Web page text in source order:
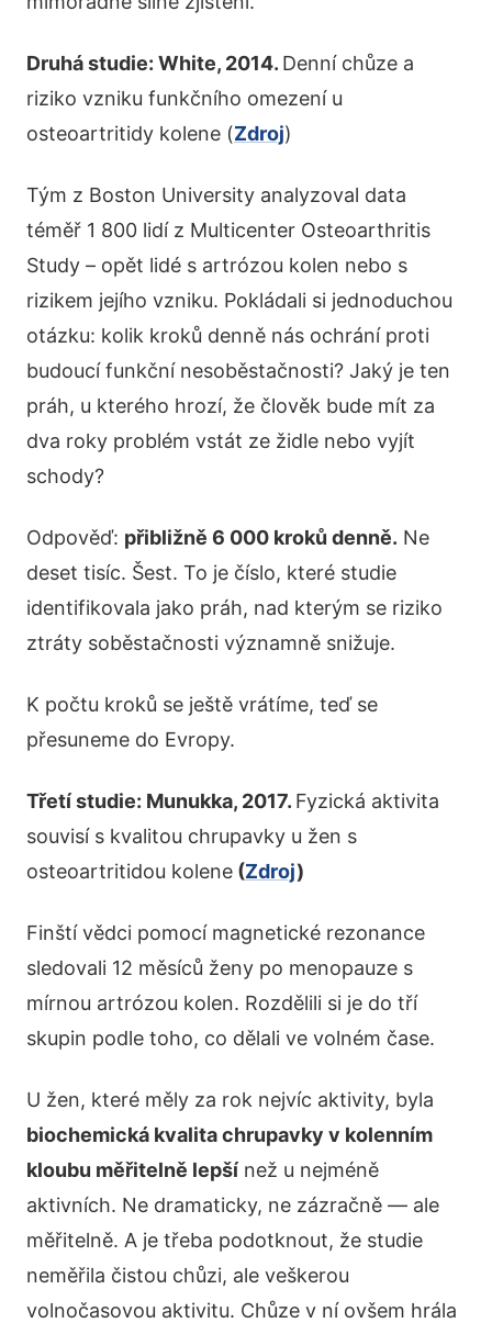
Druhá studie: White, 2014. Denní chůze a
riziko vzniku funkčního omezení u
osteoartritidy kolene (Zdroj)
Tým z Boston University analyzoval data
téměř 1 800 lidí z Multicenter Osteoarthritis
Study – opět lidé s artrózou kolen nebo s
rizikem jejího vzniku. Pokládali si jednoduchou
otázku: kolik kroků denně nás ochrání proti
budoucí funkční nesoběstačnosti? Jaký je ten
práh, u kterého hrozí, že člověk bude mít za
dva roky problém vstát ze židle nebo vyjít
schody?
Odpověď: přibližně 6 000 kroků denně. Ne
deset tisíc. Šest. To je číslo, které studie
identifikovala jako práh, nad kterým se riziko
ztráty soběstačnosti významně snižuje.
K počtu kroků se ještě vrátíme, teď se
přesuneme do Evropy.
Třetí studie: Munukka, 2017. Fyzická aktivita
souvisí s kvalitou chrupavky u žen s
osteoartritidou kolene (Zdroj)
Finští vědci pomocí magnetické rezonance
sledovali 12 měsíců ženy po menopauze s
mírnou artrózou kolen. Rozdělili si je do tří
skupin podle toho, co dělali ve volném čase.
U žen, které měly za rok nejvíc aktivity, byla
biochemická kvalita chrupavky v kolenním
kloubu měřitelně lepší než u nejméně
aktivních. Ne dramaticky, ne zázračně — ale
měřitelně. A je třeba podotknout, že studie
neměřila čistou chůzi, ale veškerou
volnočasovou aktivitu. Chůze v ní ovšem hrála